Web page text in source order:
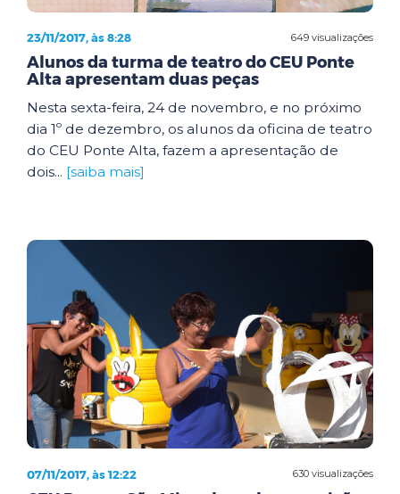
649 visualizações
23/11/2017, às 8:28
Alunos da turma de teatro do CEU Ponte
Alta apresentam duas peças
Nesta sexta-feira, 24 de novembro, e no próximo
dia 1º de dezembro, os alunos da oficina de teatro
do CEU Ponte Alta, fazem a apresentação de
dois... [saiba mais]
630 visualizações
07/11/2017, às 12:22